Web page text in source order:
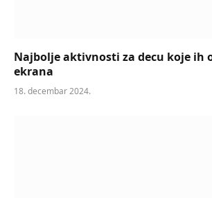
Najbolje aktivnosti za decu koje ih
ekrana
18. decembar 2024.